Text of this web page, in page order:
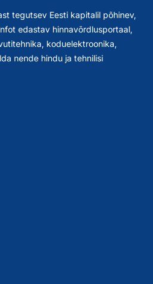
tegutsev Eesti kapitalil põhinev,
edastav hinnavõrdlusportaal,
koduelektroonika,
nende hindu ja tehnilisi